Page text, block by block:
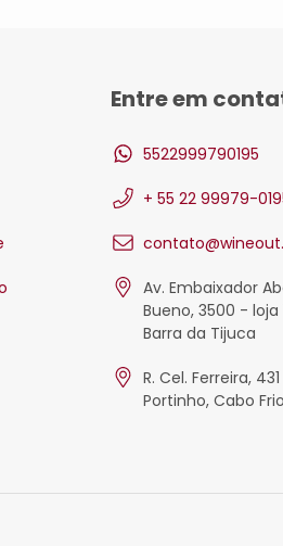
Entre em
5522999790195
+ 55 22 99979-
Av. Embaixador
Bueno, 3500 - loja
Barra da Tijuca
R. Cel. Ferreira,
Portinho, Cabo